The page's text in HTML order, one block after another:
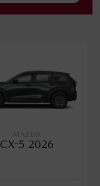
MAZDA
CX-5 2026